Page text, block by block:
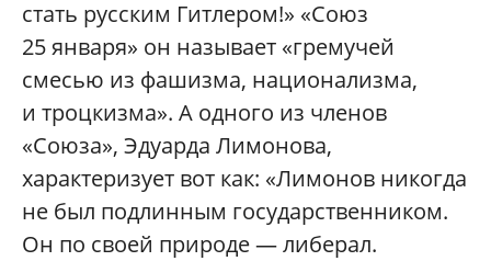
стать русским Гитлером!» «Союз
25 января» он называет «гремучей
смесью из фашизма, национализма,
и троцкизма». А одного из членов
«Союза», Эдуарда Лимонова,
характеризует вот как: «Лимонов никогда
не был подлинным государственником.
Он по своей природе — либерал.